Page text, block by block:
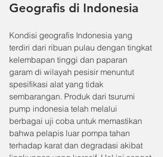
Geografis di Indonesia
Kondisi geografis Indonesia yang
terdiri dari ribuan pulau dengan tingkat
kelembapan tinggi dan paparan
garam di wilayah pesisir menuntut
spesifikasi alat yang tidak
sembarangan. Produk dari tsurumi
pump indonesia telah melalui
berbagai uji coba untuk memastikan
bahwa pelapis luar pompa tahan
terhadap karat dan degradasi akibat